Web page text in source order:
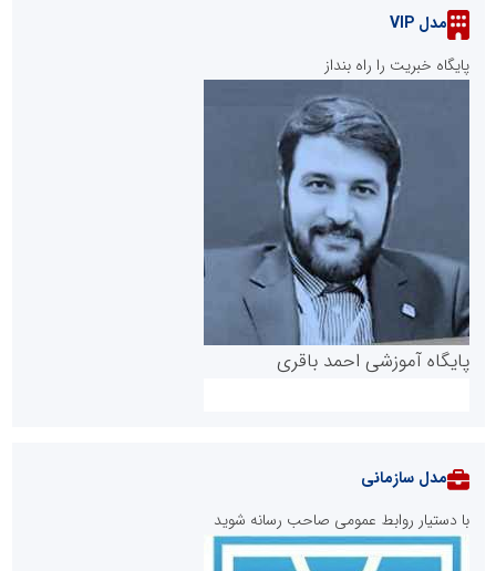
مدل VIP
پایگاه خبریت را راه بنداز
پایگاه آموزشی احمد باقری
مدل سازمانی
با دستیار روابط عمومی صاحب رسانه شوید